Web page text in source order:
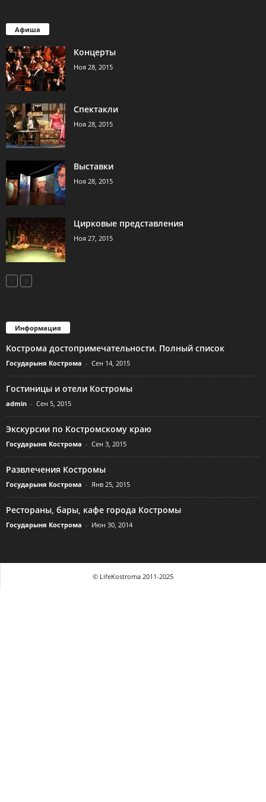
Афиша
Концерты
Ноя 28, 2015
Спектакли
Ноя 28, 2015
Выставки
Ноя 28, 2015
Цирковые представления
Ноя 27, 2015
Информация
Кострома достопримечательности. Полный список
Государыня Кострома - Сен 14, 2015
Гостиницы и отели Костромы
admin - Сен 5, 2015
Экскурсии по Костромскому краю
Государыня Кострома - Сен 3, 2015
Развлечения Костромы
Государыня Кострома - Янв 25, 2015
Рестораны, бары, кафе города Костромы
Государыня Кострома - Июн 30, 2014
© LifeKostroma 2011-2025